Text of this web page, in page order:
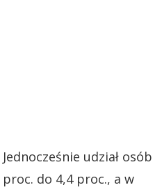
udział osób
do 4,4 proc., a w